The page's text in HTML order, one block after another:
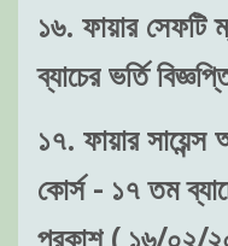
১৬. ফায়ার সেফটি
ব্যাচের ভর্তি
১৭. ফায়ার
কোর্স - ১৭ তম
প্রকাশ ( ১৬/০২/